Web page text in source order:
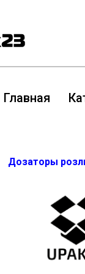
Главная
Дозаторы